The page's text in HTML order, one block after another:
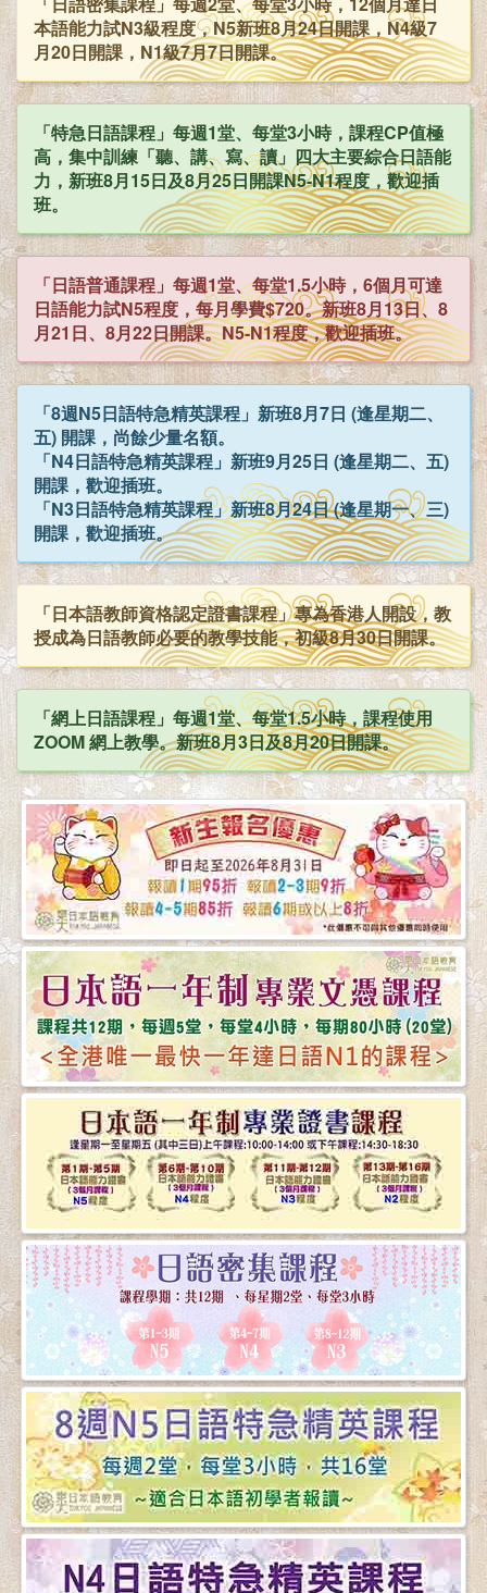
本語能力試N3級程度，N5新班8月24日開課，N4級7
月20日開課，N1級7月7日開課。
「特急日語課程」每週1堂、每堂3小時，課程CP值極
高，集中訓練「聽、講、寫、讀」四大主要綜合日語能
力，新班8月15日及8月25日開課N5-N1程度，歡迎插
班。
「日語普通課程」每週1堂、每堂1.5小時，6個月可達
日語能力試N5程度，每月學費$720。新班8月13日、8
月21日、8月22日開課。N5-N1程度，歡迎插班。
「8週N5日語特急精英課程」新班8月7日 (逢星期二、
五) 開課，尚餘少量名額。
「N4日語特急精英課程」新班9月25日 (逢星期二、五)
開課，歡迎插班。
「N3日語特急精英課程」新班8月24日 (逢星期一、三)
開課，歡迎插班。
「日本語教師資格認定證書課程」專為香港人開設，教
授成為日語教師必要的教學技能，初級8月30日開課。
「網上日語課程」每週1堂、每堂1.5小時，課程使用
ZOOM 網上教學。新班8月3日及8月20日開課。